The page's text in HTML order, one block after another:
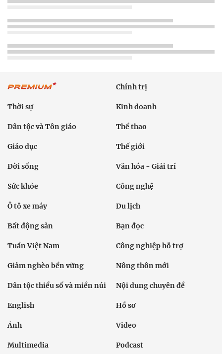
Chính trị
Thời sự Kinh doanh
Dân tộc và Tôn giáo Thể thao
Giáo dục Thế giới
Đời sống Văn hóa - Giải trí
Sức khỏe Công nghệ
Ô tô xe máy Du lịch
Bất động sản Bạn đọc
Tuần Việt Nam Công nghiệp hỗ trợ
Giảm nghèo bền vững Nông thôn mới
Dân tộc thiểu số và miền núi Nội dung chuyên đề
English Hồ sơ
Ảnh Video
Multimedia Podcast